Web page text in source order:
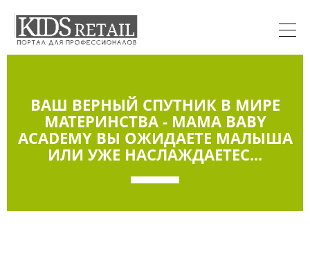
ВАШ ВЕРНЫЙ СПУТНИК В МИРЕ
МАТЕРИНСТВА - MAMA BABY
ACADEMY ВЫ ОЖИДАЕТЕ МАЛЫША
ИЛИ УЖЕ НАСЛАЖДАЕТЕС...